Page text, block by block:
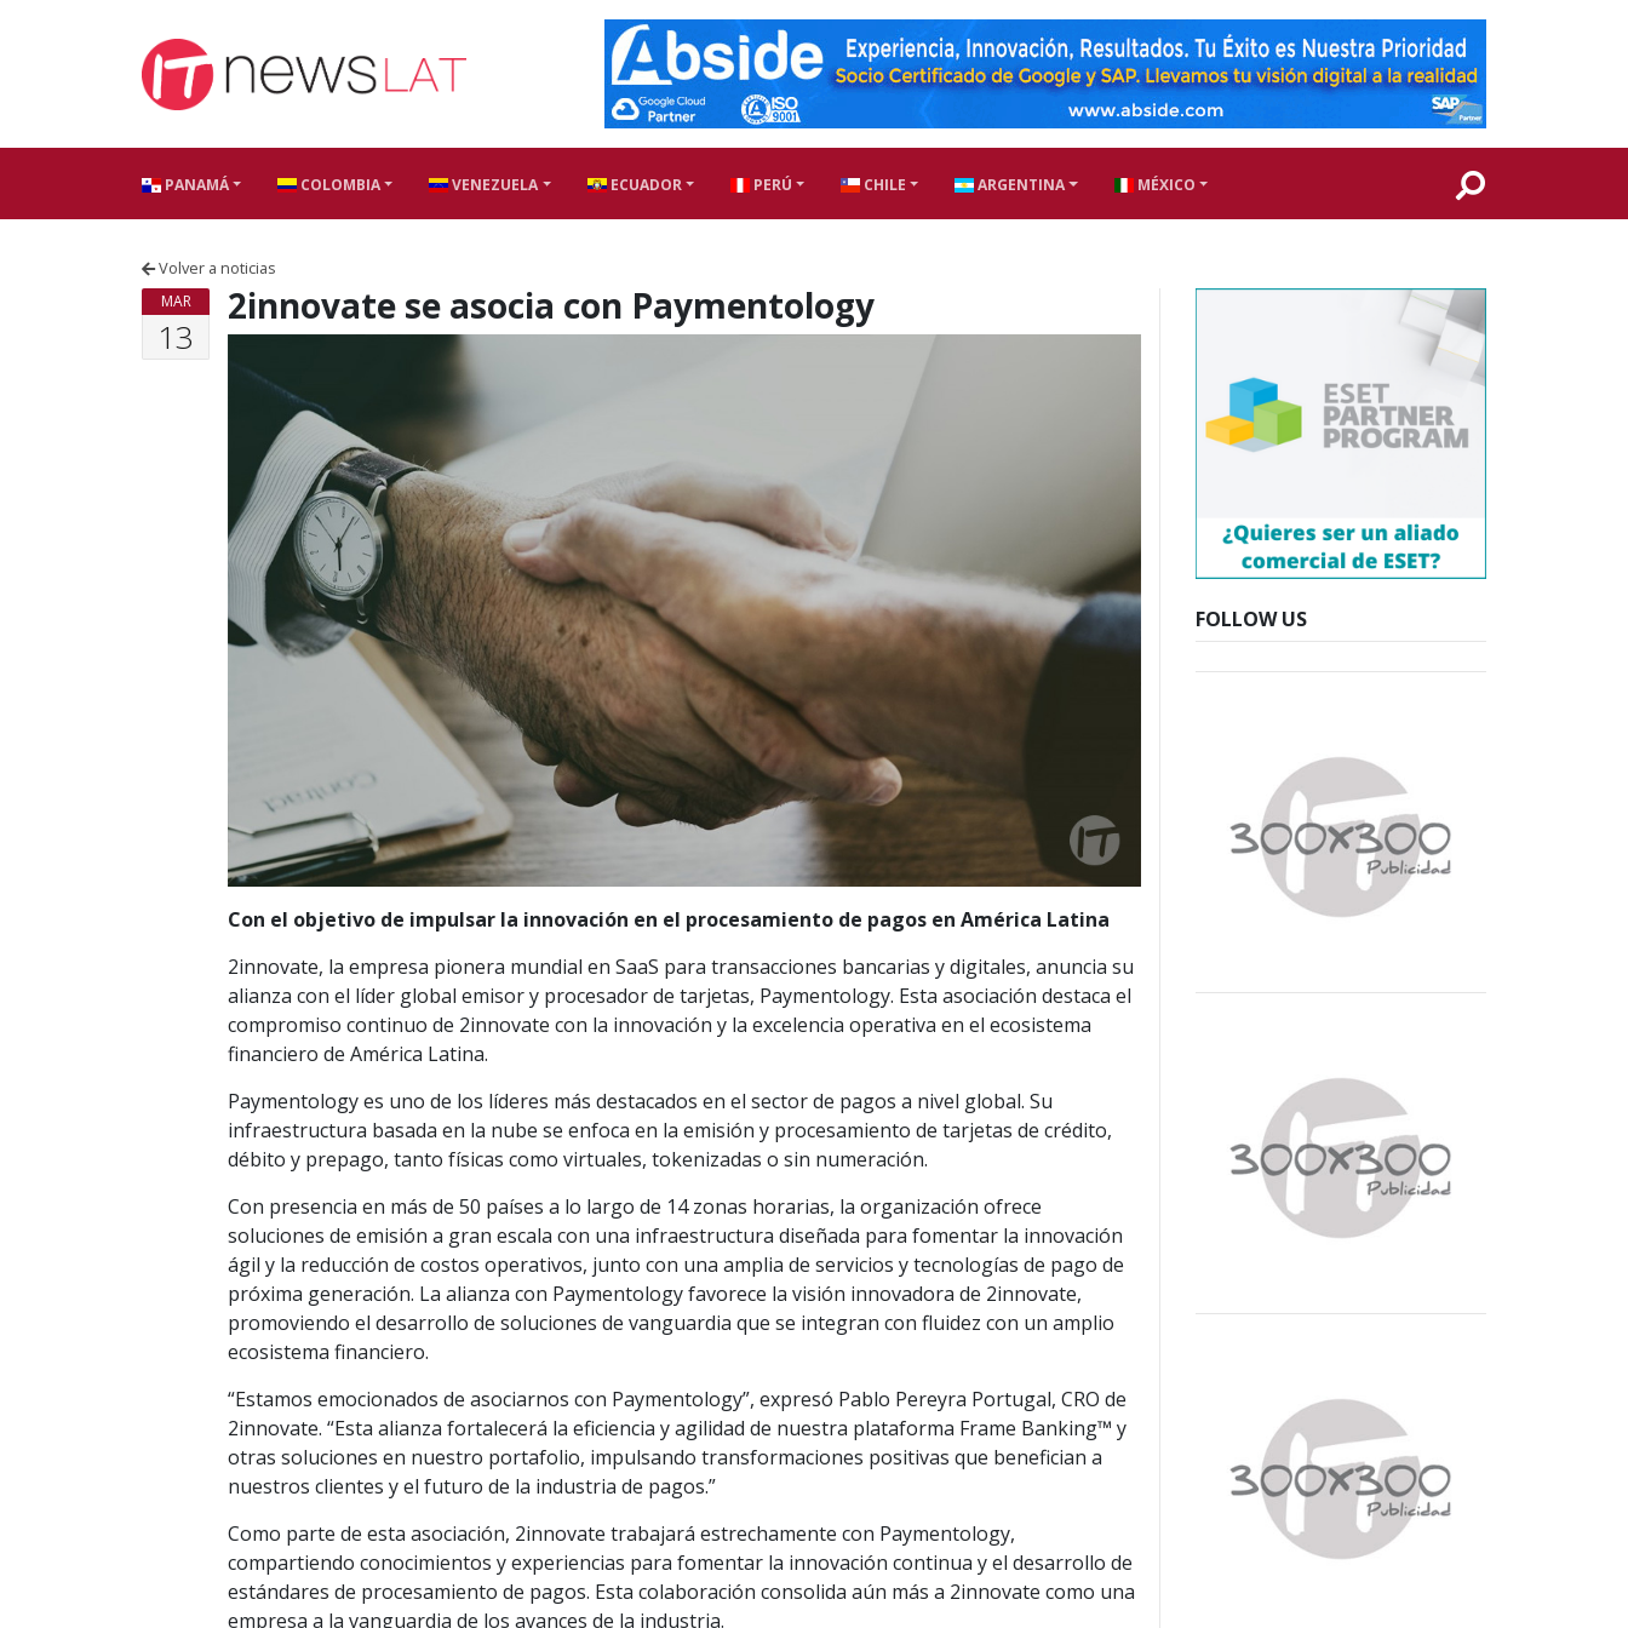
PANAMÁ COLOMBIA VENEZUELA ECUADOR PERÚ CHILE ARGENTINA MÉXICO
Volver a noticias
MAR
13
2innovate se asocia con Paymentology
Con el objetivo de impulsar la innovación en el procesamiento de pagos en América Latina
2innovate, la empresa pionera mundial en SaaS para transacciones bancarias y digitales, anuncia su
alianza con el líder global emisor y procesador de tarjetas, Paymentology. Esta asociación destaca el
compromiso continuo de 2innovate con la innovación y la excelencia operativa en el ecosistema
financiero de América Latina.
Paymentology es uno de los líderes más destacados en el sector de pagos a nivel global. Su
infraestructura basada en la nube se enfoca en la emisión y procesamiento de tarjetas de crédito,
débito y prepago, tanto físicas como virtuales, tokenizadas o sin numeración.
Con presencia en más de 50 países a lo largo de 14 zonas horarias, la organización ofrece
soluciones de emisión a gran escala con una infraestructura diseñada para fomentar la innovación
ágil y la reducción de costos operativos, junto con una amplia de servicios y tecnologías de pago de
próxima generación. La alianza con Paymentology favorece la visión innovadora de 2innovate,
promoviendo el desarrollo de soluciones de vanguardia que se integran con fluidez con un amplio
ecosistema financiero.
“Estamos emocionados de asociarnos con Paymentology”, expresó Pablo Pereyra Portugal, CRO de
2innovate. “Esta alianza fortalecerá la eficiencia y agilidad de nuestra plataforma Frame Banking™ y
otras soluciones en nuestro portafolio, impulsando transformaciones positivas que benefician a
nuestros clientes y el futuro de la industria de pagos.”
Como parte de esta asociación, 2innovate trabajará estrechamente con Paymentology,
compartiendo conocimientos y experiencias para fomentar la innovación continua y el desarrollo de
estándares de procesamiento de pagos. Esta colaboración consolida aún más a 2innovate como una
empresa a la vanguardia de los avances de la industria.
FOLLOW US